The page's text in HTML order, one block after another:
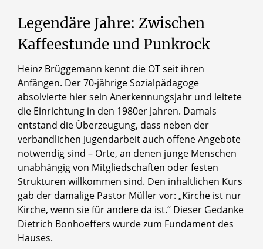
Legendäre Jahre: Zwischen
Kaffeestunde und Punkrock
© Birgit Engel / Erzbistum Paderborn
Sozialpädagoge Heinz Brüggemann vor der OT Olpe.
Heinz Brüggemann kennt die OT seit ihren
Anfängen. Der 70-jährige Sozialpädagoge
absolvierte hier sein Anerkennungsjahr und leitete
die Einrichtung in den 1980er Jahren. Damals
entstand die Überzeugung, dass neben der
verbandlichen Jugendarbeit auch offene Angebote
notwendig sind – Orte, an denen junge Menschen
unabhängig von Mitgliedschaften oder festen
Strukturen willkommen sind. Den inhaltlichen Kurs
gab der damalige Pastor Müller vor: „Kirche ist nur
Kirche, wenn sie für andere da ist.“ Dieser Gedanke
Dietrich Bonhoeffers wurde zum Fundament des
Hauses.